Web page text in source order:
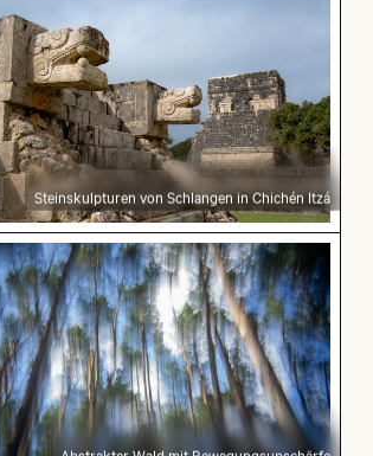
Steinskulpturen von Schlangen in Chichén Itzá
Wald mit